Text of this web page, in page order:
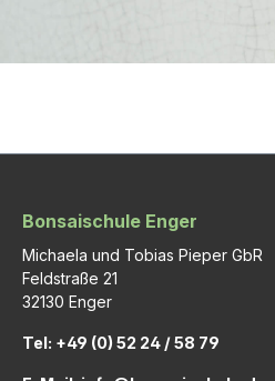
Bonsaischule Enger
Michaela und Tobias Pieper GbR
Feldstraße 21
32130 Enger
Tel: +49 (0) 52 24 / 58 79